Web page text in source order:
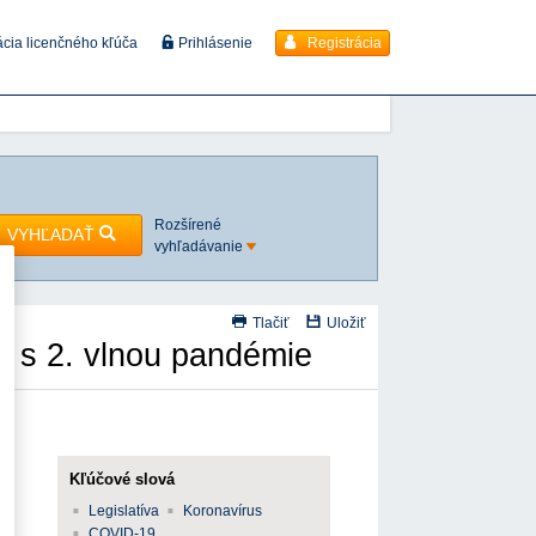
licenčného kľúča Prihlásenie Registrácia
VYHĽADAŤ
Rozšírené
vyhľadávanie
Tlačiť
Uložiť
s 2. vlnou pandémie
Kľúčové slová
Legislatíva
Koronavírus